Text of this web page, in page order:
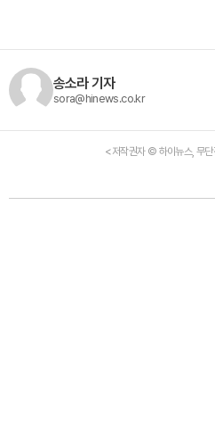
송소라 기자
sora@hinews.co.kr
<저작권자 © 하이뉴스, 무단